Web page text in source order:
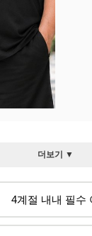
더보기 ▼
4계절 내내 필수